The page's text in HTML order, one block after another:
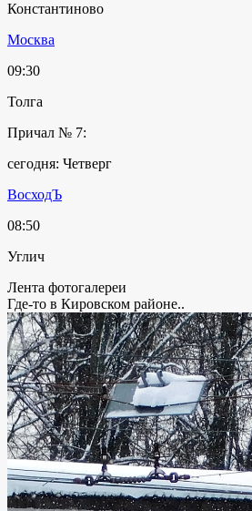
Константиново
Москва
09:30
Толга
Причал № 7:
сегодня: Четверг
ВосходЪ
08:50
Углич
Лента фотогалереи
Где-то в Кировском районе..